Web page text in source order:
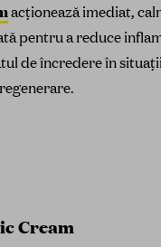
acționează imediat,
pentru a reduce
de încredere în
Cream